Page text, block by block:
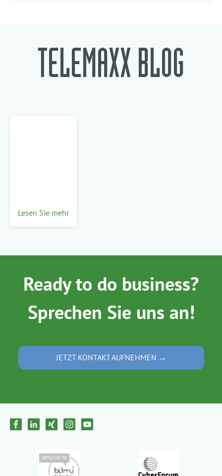
TELEMAXX BLOG
Lesen Sie mehr
Ready to do business?
Sprechen Sie uns an!
JETZT KONTAKT AUFNEHMEN →